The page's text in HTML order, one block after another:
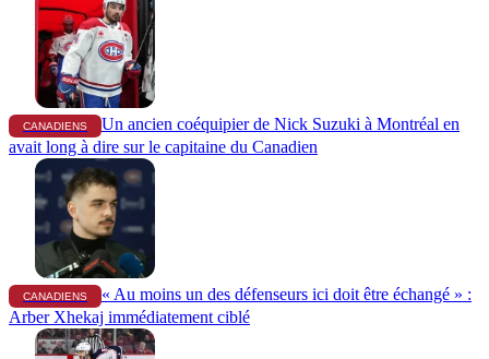
CANADIENS
Un ancien coéquipier de Nick Suzuki à Montréal en
avait long à dire sur le capitaine du Canadien
CANADIENS
« Au moins un des défenseurs ici doit être échangé » :
Arber Xhekaj immédiatement ciblé